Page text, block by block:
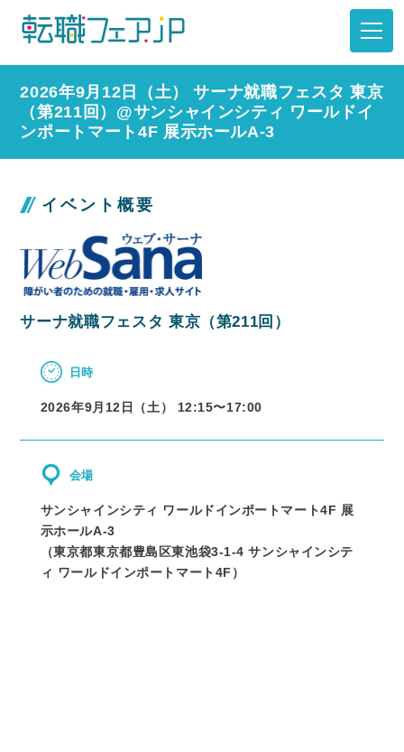
2026年9月12日（土） サーナ就職フェスタ 東京
（第211回）@サンシャインシティ ワールドイ
ンポートマート4F 展示ホールA-3
イベント概要
サーナ就職フェスタ 東京（第211回）
日時
2026年9月12日（土） 12:15〜17:00
会場
サンシャインシティ ワールドインポートマート4F 展
示ホールA-3
（東京都東京都豊島区東池袋3-1-4 サンシャインシテ
ィ ワールドインポートマート4F ）